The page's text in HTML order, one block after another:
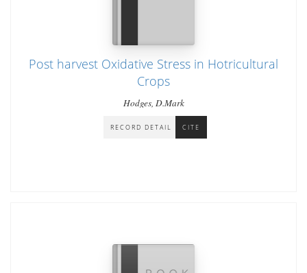
Post harvest Oxidative Stress in Hotricultural
Crops
Hodges, D.Mark
RECORD DETAIL CITE